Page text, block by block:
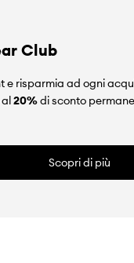
Club
e risparmia ad ogni
20%di sconto
Scopri di più